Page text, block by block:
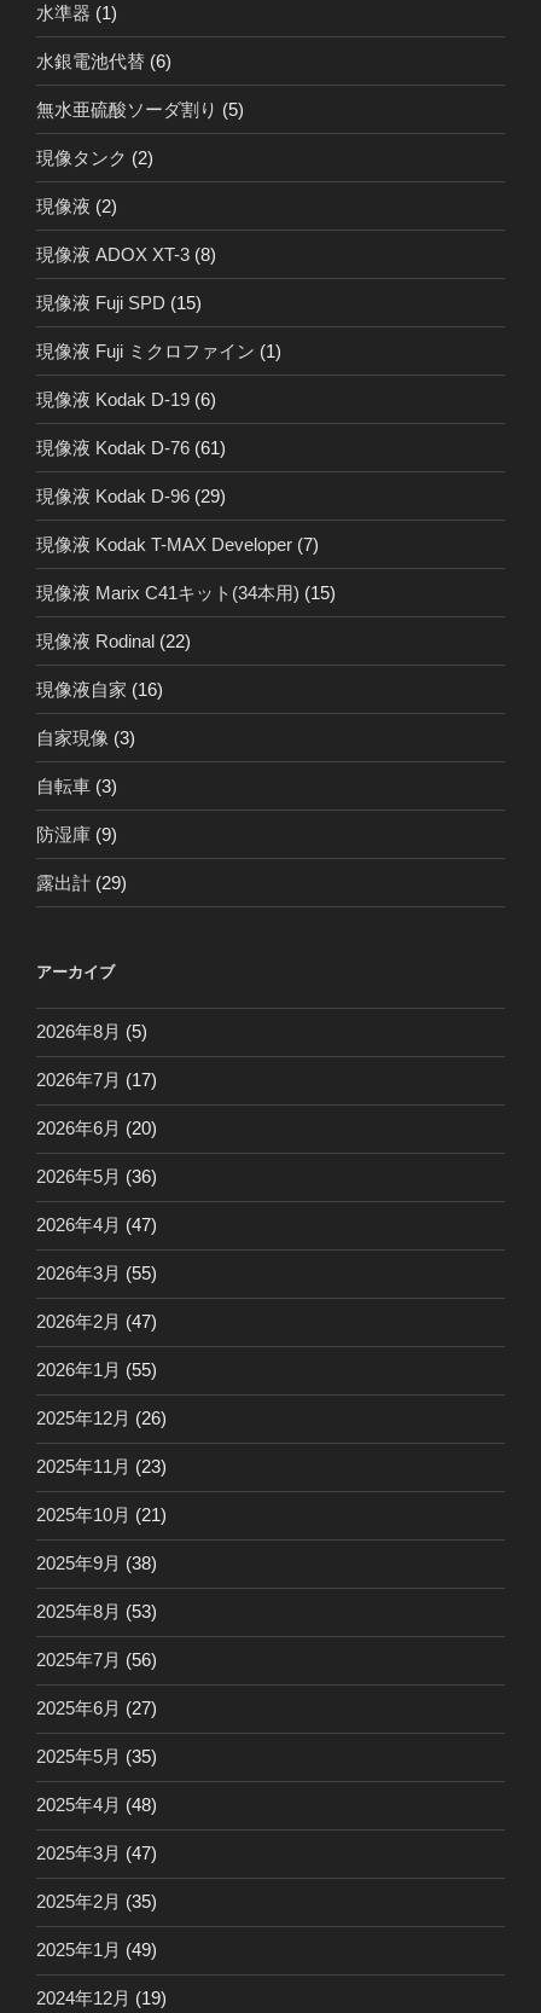
水準器 (1)
水銀電池代替 (6)
無水亜硫酸ソーダ割り (5)
現像タンク (2)
現像液 (2)
現像液 ADOX XT-3 (8)
現像液 Fuji SPD (15)
現像液 Fuji ミクロファイン (1)
現像液 Kodak D-19 (6)
現像液 Kodak D-76 (61)
現像液 Kodak D-96 (29)
現像液 Kodak T-MAX Developer (7)
現像液 Marix C41キット(34本用) (15)
現像液 Rodinal (22)
現像液自家 (16)
自家現像 (3)
自転車 (3)
防湿庫 (9)
露出計 (29)
アーカイブ
2026年8月 (5)
2026年7月 (17)
2026年6月 (20)
2026年5月 (36)
2026年4月 (47)
2026年3月 (55)
2026年2月 (47)
2026年1月 (55)
2025年12月 (26)
2025年11月 (23)
2025年10月 (21)
2025年9月 (38)
2025年8月 (53)
2025年7月 (56)
2025年6月 (27)
2025年5月 (35)
2025年4月 (48)
2025年3月 (47)
2025年2月 (35)
2025年1月 (49)
2024年12月 (19)